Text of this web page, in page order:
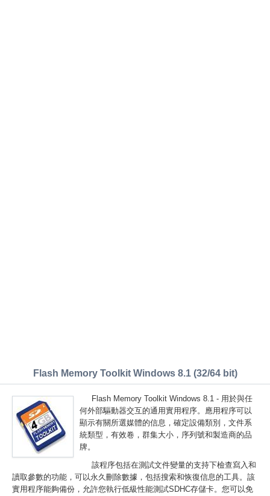
Flash Memory Toolkit Windows 8.1 (32/64 bit)
Flash Memory Toolkit Windows 8.1 - 用於與任
何外部驅動器交互的通用實用程序。應用程序可以
顯示有關所選媒體的信息，確定設備類別，文件系
統類型，有效卷，群集大小，序列號和製造商的品
牌。
該程序包括在測試文件變量的支持下檢查寫入和
讀取參數的功能，可以永久刪除數據，包括搜索和恢復信息的工具。該
實用程序能夠備份，允許您執行低級性能測試SDHC存儲卡。您可以免